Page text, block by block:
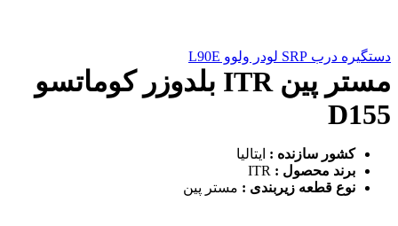
دستگیره درب SRP لودر ولوو L90E
مستر پین ITR بلدوزر کوماتسو
D155
کشور سازنده : ایتالیا
برند محصول :
نوع قطعه زیربندی : مستر پین